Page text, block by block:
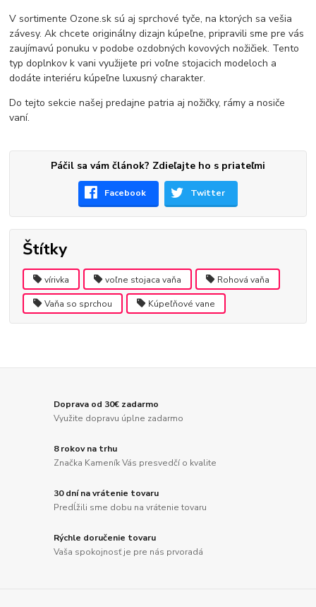
V sortimente Ozone.sk sú aj sprchové tyče, na ktorých sa vešia
závesy. Ak chcete originálny dizajn kúpeľne, pripravili sme pre vás
zaujímavú ponuku v podobe ozdobných kovových nožičiek. Tento
typ doplnkov k vani využijete pri voľne stojacich modeloch a
dodáte interiéru kúpeľne luxusný charakter.
Do tejto sekcie našej predajne patria aj nožičky, rámy a nosiče
vaní.
Páčil sa vám článok? Zdieľajte ho s priateľmi
Facebook Twitter
Štítky
vírivka voľne stojaca vaňa Rohová vaňa
Vaňa so sprchou Kúpeľňové vane
Doprava od 30€ zadarmo
Využite dopravu úplne zadarmo
8 rokov na trhu
Značka Kameník Vás presvedčí o kvalite
30 dní na vrátenie tovaru
Predĺžili sme dobu na vrátenie tovaru
Rýchle doručenie tovaru
Vaša spokojnosť je pre nás prvoradá